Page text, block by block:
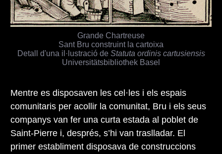
Mentre es disposaven les cel·les i els espais
comunitaris per acollir la comunitat, Bru i els seus
companys van fer una curta estada al poblet de
Saint-Pierre i, després, s’hi van traslladar. El
primer establiment disposava de construccions
Grande Chartreuse
Sant Bru construint la cartoixa
Detall d'una il·lustració de Statuta ordinis cartusiensis
Universitätsbibliothek Basel